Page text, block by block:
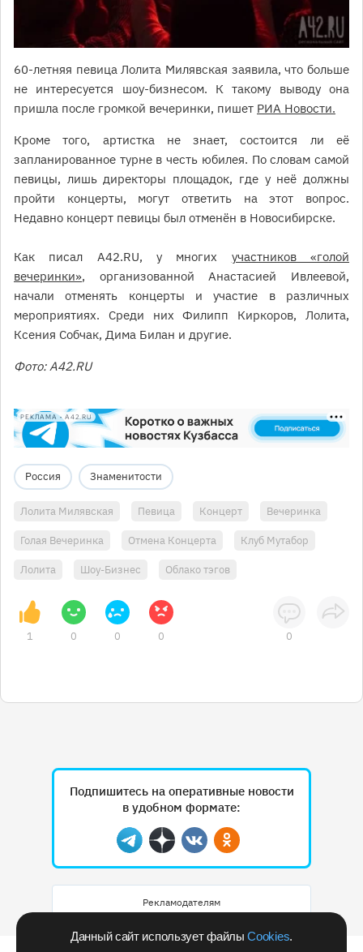
Данный сайт использует файлыCookies.
60-летняя певица Лолита Милявская заявила, что больше
не интересуется шоу-бизнесом. К такому выводу она
пришла после громкой вечеринки, пишет РИА Новости.
Кроме того, артистка не знает, состоится ли её
запланированное турне в честь юбилея. По словам самой
певицы, лишь директоры площадок, где у неё должны
пройти концерты, могут ответить на этот вопрос.
Недавно концерт певицы был отменён в Новосибирске.
Как писал А42.RU, у многих участников «голой
вечеринки», организованной Анастасией Ивлеевой,
начали отменять концерты и участие в различных
мероприятиях. Среди них Филипп Киркоров, Лолита,
Ксения Собчак, Дима Билан и другие.
Фото: A42.RU
РЕКЛАМА • A42.RU
Россия Знаменитости
Лолита Милявская Певица Концерт Вечеринка
Голая Вечеринка Отмена Концерта Клуб Мутабор
Лолита Шоу-Бизнес Облако тэгов
1 0 0 0 0
Подпишитесь на оперативные новости
в удобном формате:
Telegram
ДзенВконтактеОдноклассники
Рекламодателям